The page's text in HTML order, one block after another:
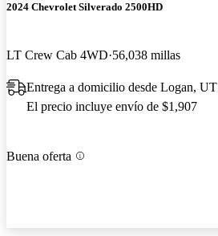
2024 Chevrolet Silverado 2500HD
LT Crew Cab 4WD 56,038 millas
Entrega a domicilio desde Logan, UT
El precio incluye envío de $1,907
Buena oferta